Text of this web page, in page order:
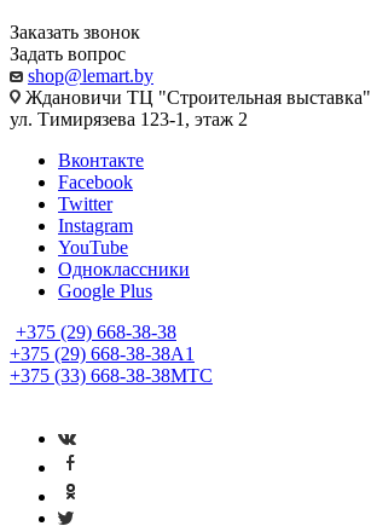
Заказать звонок
Задать вопрос
shop@lemart.by
Ждановичи ТЦ "Строительная выставка"
ул. Тимирязева 123-1, этаж 2
Вконтакте
Facebook
Twitter
Instagram
YouTube
Одноклассники
Google Plus
+375 (29) 668-38-38
+375 (29) 668-38-38A1
+375 (33) 668-38-38МТС